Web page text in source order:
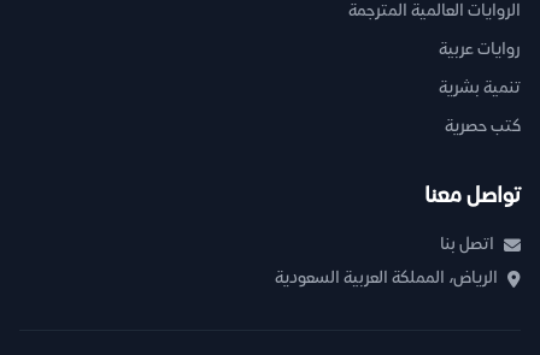
الروايات العالمية المترجمة
روايات عربية
تنمية بشرية
كتب حصرية
تواصل معنا
اتصل بنا
الرياض، المملكة العربية السعودية